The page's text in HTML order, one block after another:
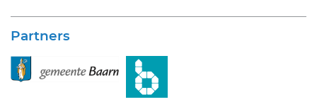
Partners